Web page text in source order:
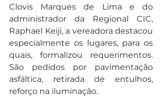
Clovis Marques de Lima e do
administrador da Regional CIC,
Raphael Keiji, a vereadora destacou
especialmente os lugares, para os
quais, formalizou requerimentos.
São pedidos por pavimentação
asfáltica, retirada de entulhos,
reforço na iluminação.